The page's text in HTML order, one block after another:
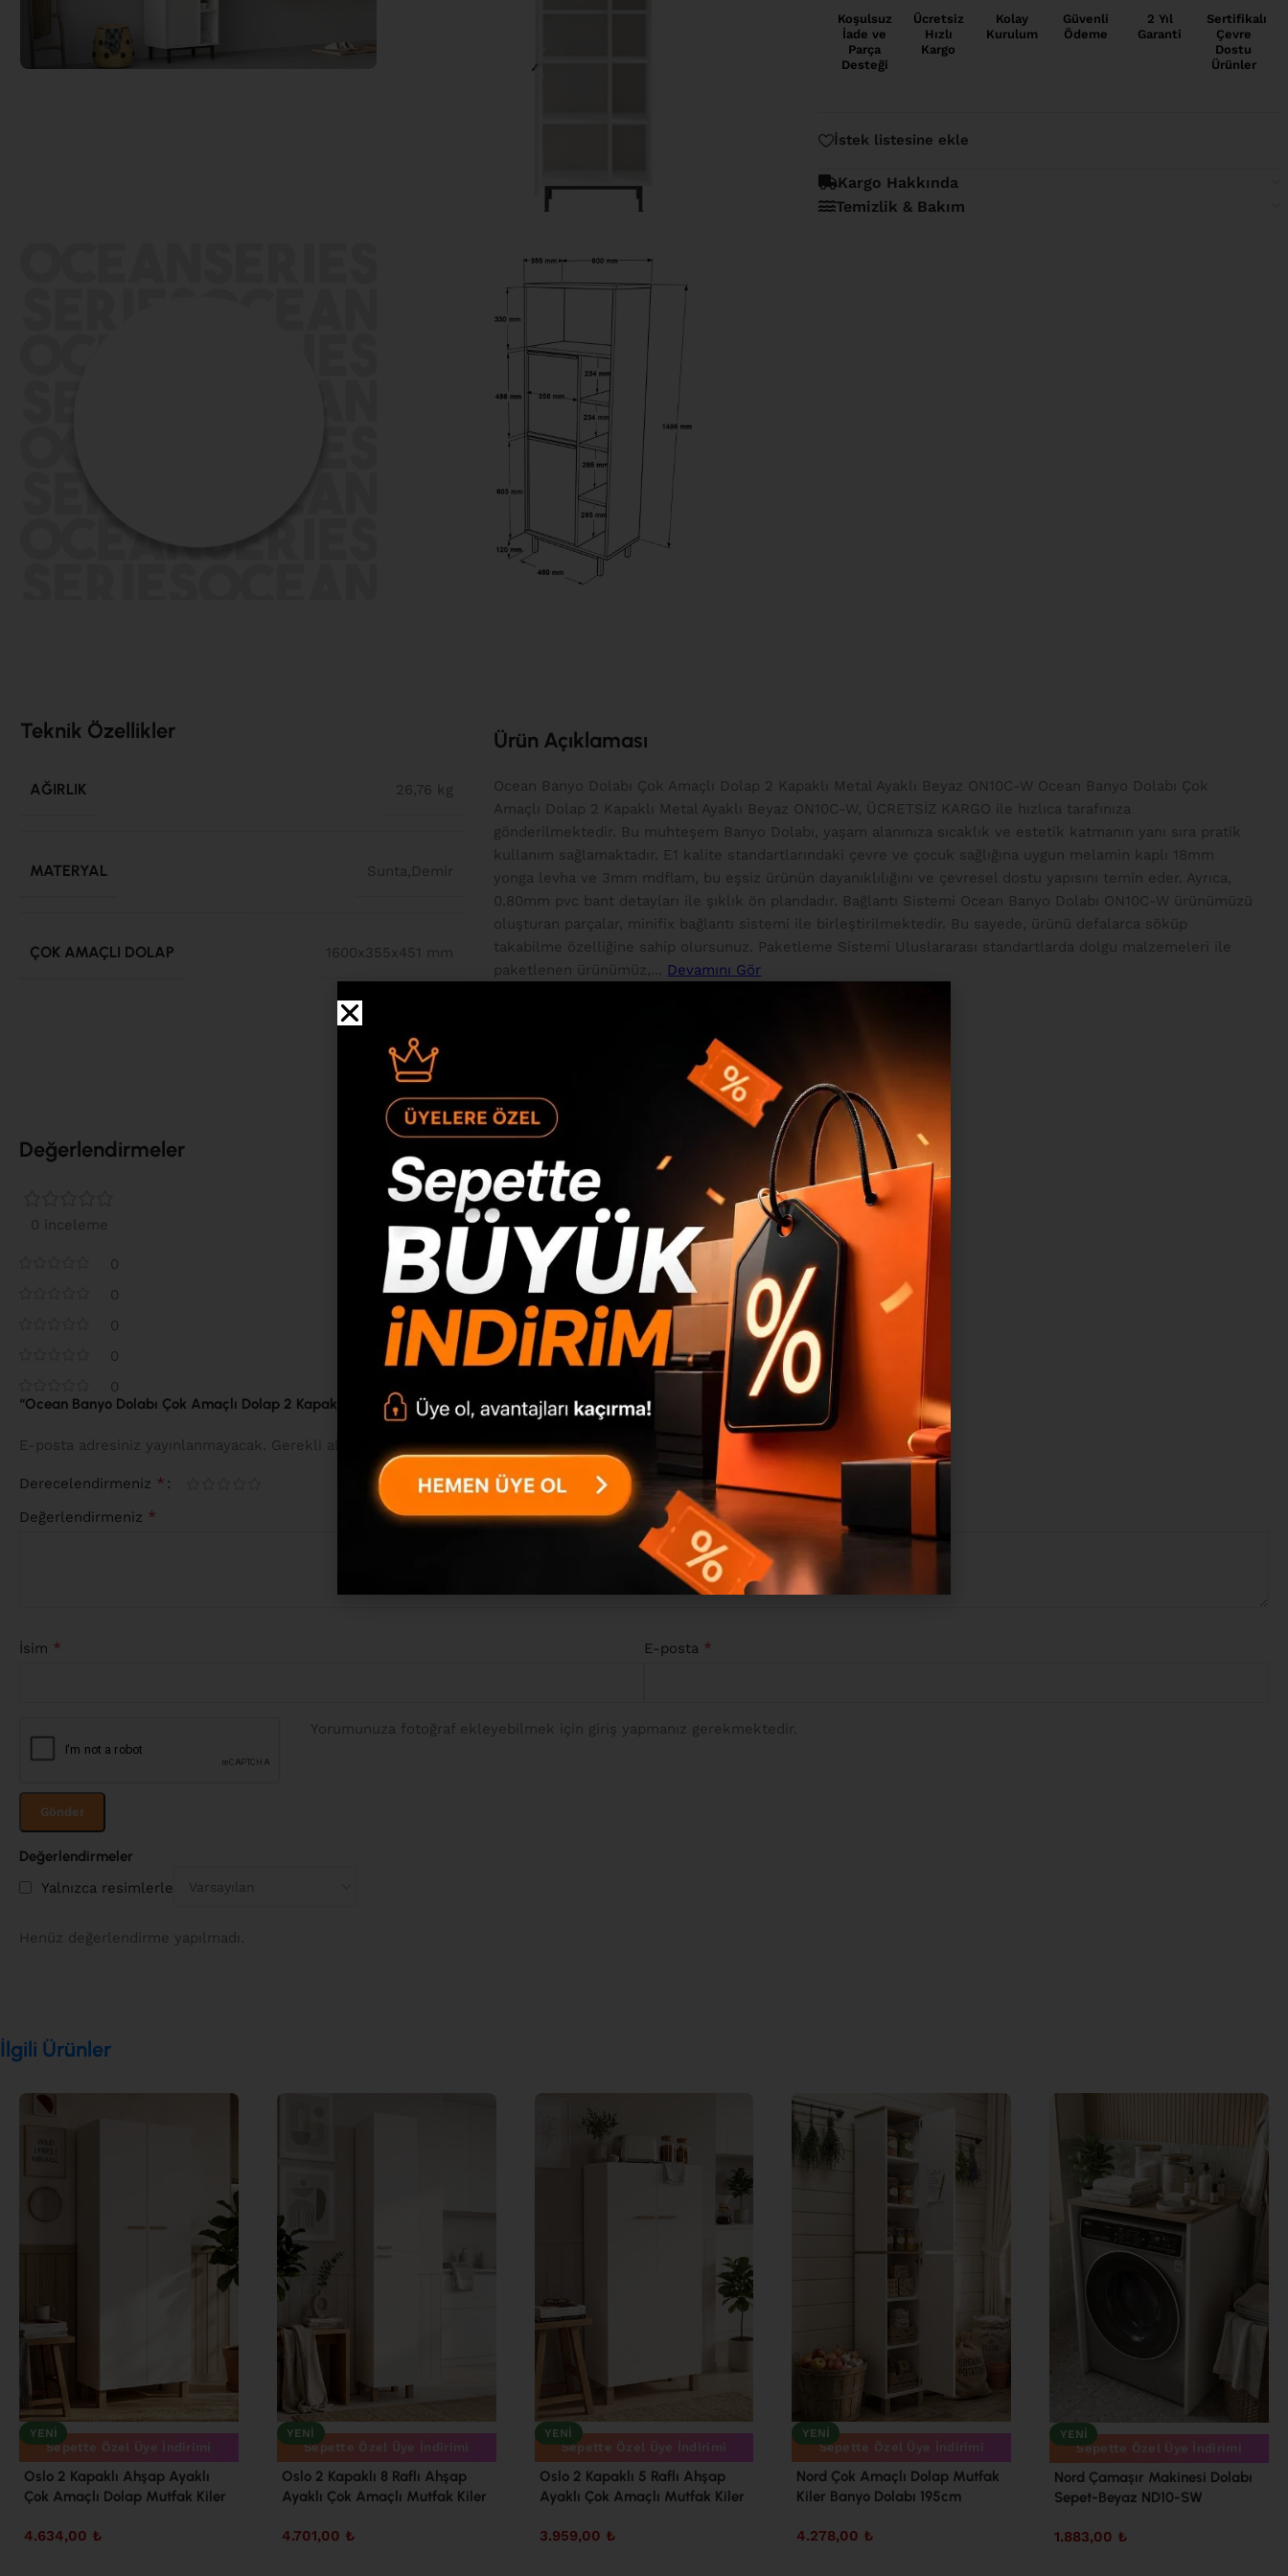
Koşulsuz
İade ve
Parça
Desteği
Ücretsiz
Hızlı
Kargo
Kolay
Kurulum
Güvenli
Ödeme
2 Yıl
Garanti
Sertifikalı
Çevre
Dostu
Ürünler
İstek listesine ekle
Kargo Hakkında
Temizlik & Bakım
Teknik Özellikler
AĞIRLIK 26,76 kg
MATERYAL Sunta,Demir
ÇOK AMAÇLI DOLAP 1600x355x451 mm
Ürün Açıklaması
Ocean Banyo Dolabı Çok Amaçlı Dolap 2 Kapaklı Metal Ayaklı Beyaz ON10C-W Ocean Banyo Dolabı Çok
Amaçlı Dolap 2 Kapaklı Metal Ayaklı Beyaz ON10C-W, ÜCRETSİZ KARGO ile hızlıca tarafınıza
gönderilmektedir. Bu muhteşem Banyo Dolabı, yaşam alanınıza sıcaklık ve estetik katmanın yanı sıra pratik
kullanım sağlamaktadır. E1 kalite standartlarındaki çevre ve çocuk sağlığına uygun melamin kaplı 18mm
yonga levha ve 3mm mdflam, bu eşsiz ürünün dayanıklılığını ve çevresel dostu yapısını temin eder. Ayrıca,
0.80mm pvc bant detayları ile şıklık ön plandadır. Bağlantı Sistemi Ocean Banyo Dolabı ON10C-W ürünümüzü
oluşturan parçalar, minifix bağlantı sistemi ile birleştirilmektedir. Bu sayede, ürünü defalarca söküp
takabilme özelliğine sahip olursunuz. Paketleme Sistemi Uluslararası standartlarda dolgu malzemeleri ile
paketlenen ürünümüz,... Devamını Gör
Değerlendirmeler
0 inceleme
0
0
0
0
0
Değerlendirmeler
Yalnızca resimlerle
Henüz değerlendirme yapılmadı.
“Ocean Banyo Dolabı Çok Amaçlı Dolap 2 Kapaklı Metal Ayaklı Beyaz ON10C-W” için yorum yapan ilk kişi siz olun
E-posta adresiniz yayınlanmayacak. Gerekli alanlar ile işaretlenmişlerdir
Derecelendirmeniz *
Değerlendirmeniz *
İsim * E-posta *
Yorumunuza fotoğraf ekleyebilmek için giriş yapmanız gerekmektedir.
İlgili Ürünler
YENI
Sepette Özel Üye İndirimi
Oslo 2 Kapaklı Ahşap Ayaklı
Çok Amaçlı Dolap Mutfak Kiler
Ayakkabılık Beyaz OL7-W
4.634,00 ₺
YENI
Sepette Özel Üye İndirimi
Oslo 2 Kapaklı 8 Raflı Ahşap
Ayaklı Çok Amaçlı Mutfak Kiler
4.701,00 ₺
YENI
Sepette Özel Üye İndirimi
Oslo 2 Kapaklı 5 Raflı Ahşap
Ayaklı Çok Amaçlı Mutfak Kiler
W
3.959,00 ₺
YENI
Sepette Özel Üye İndirimi
Nord Çok Amaçlı Dolap Mutfak
Kiler Banyo Dolabı 195cm
4.278,00 ₺
YENI
Sepette Özel Üye İndirimi
Nord Çamaşır Makinesi Dolabı
Sepet-Beyaz ND10-SW
1.883,00 ₺